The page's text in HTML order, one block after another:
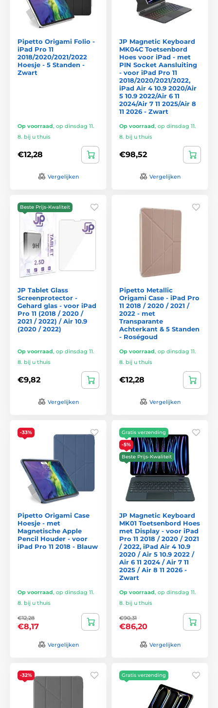
Pipetto Origami Folio -
iPad Pro 11
2018/2020/2021/2022
Hoesje - 5 Standen -
Zwart
Op voorraad, op dinsdag 11.
8. bij u thuis
€12,28
Vergelijken
JP Magnetic Keyboard
MK04C Toetsenbord
Hoes voor iPad - met
PIN Socket Aansluiting
- voor iPad Pro 11
2018/2020/2021/2022,
iPad Air 4 10.9 2020/Air
5 10.9 2022/Air 6 11
2024/Air 7 11 2025/Air 8
11 2026 - Zwart
Op voorraad, op dinsdag 11.
8. bij u thuis
€98,52
Vergelijken
Beste Prijs-Kwaliteit
JP Tablet Glass
Screenprotector -
Gehard glas - voor iPad
Pro 11 (2018 / 2020 /
2021 / 2022) / Air 10.9
(2020 / 2022)
Op voorraad, op dinsdag 11.
8. bij u thuis
€9,82
Vergelijken
Pipetto Metallic
Origami Case - iPad Pro
11 2018 / 2020 / 2021 /
2022 - met
Transparante
Achterkant & 5 Standen
- Roségoud
Op voorraad, op dinsdag 11.
8. bij u thuis
€12,28
Vergelijken
-33%
Pipetto Origami Case
Hoesje - met
Magnetische Apple
Pencil Houder - voor
iPad Pro 11 2018 - Blauw
Op voorraad, op dinsdag 11.
8. bij u thuis
€12,28
€8,17
Vergelijken
Gratis verzending
-5%
Beste Prijs-Kwaliteit
JP Magnetic Keyboard
MK01 Toetsenbord Hoes
met Display - voor iPad
Pro 11 2018 / 2020 / 2021
/ 2022, iPad Air 4 10.9
2020 / Air 5 10.9 2022 /
Air 6 11 2024 / Air 7 11
2025 / Air 8 11 2026 -
Zwart
Op voorraad, op dinsdag 11.
8. bij u thuis
€90,31
€86,20
Vergelijken
-32% Gratis verzending